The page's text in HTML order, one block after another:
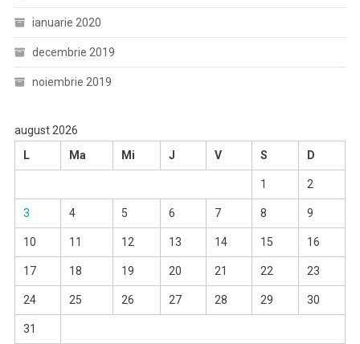
ianuarie 2020
decembrie 2019
noiembrie 2019
august 2026
L
Ma Mi J V S D
1 2
3 4 5 6 7 8 9
10 11 12 13 14 15 16
17 18 19 20 21 22 23
24 25 26 27 28 29 30
31